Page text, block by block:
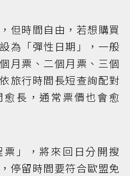
但時間自由，若想購買
為「彈性日期」，一般
月票、二個月票、三個
旅行時間長短查詢配對
長，通常票價也會愈
」，將來回日分開搜
停留時間要符合歐盟免